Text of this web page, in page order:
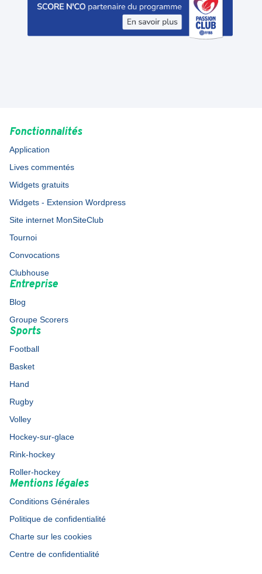
Fonctionnalités
Application
Lives commentés
Widgets gratuits
Widgets - Extension Wordpress
Site internet MonSiteClub
Tournoi
Convocations
Clubhouse
Entreprise
Blog
Groupe Scorers
Sports
Football
Basket
Hand
Rugby
Volley
Hockey-sur-glace
Rink-hockey
Roller-hockey
Mentions légales
Conditions Générales
Politique de confidentialité
Charte sur les cookies
Centre de confidentialité